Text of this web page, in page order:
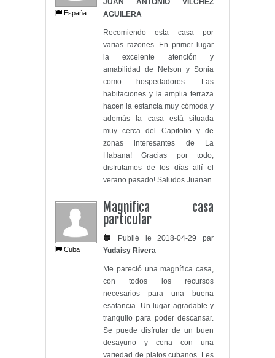
España
JUAN ANTONIO VILCHEZ
AGUILERA
Recomiendo esta casa por
varias razones. En primer lugar
la excelente atención y
amabilidad de Nelson y Sonia
como hospedadores. Las
habitaciones y la amplia terraza
hacen la estancia muy cómoda y
además la casa está situada
muy cerca del Capitolio y de
zonas interesantes de La
Habana! Gracias por todo,
disfrutamos de los días allí el
verano pasado! Saludos Juanan
Cuba
Magnifica casa
particular
Publié le 2018-04-29 par
Yudaisy Rivera
Me pareció una magnífica casa,
con todos los recursos
necesarios para una buena
esatancia. Un lugar agradable y
tranquilo para poder descansar.
Se puede disfrutar de un buen
desayuno y cena con una
variedad de platos cubanos. Les